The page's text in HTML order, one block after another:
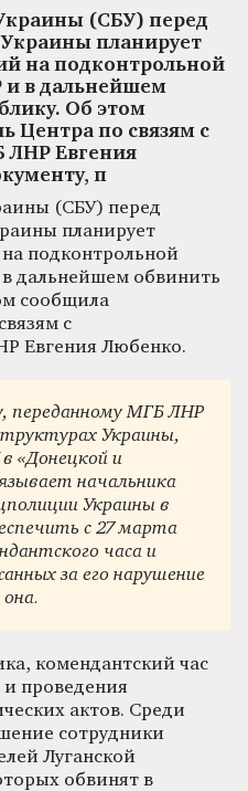
(СБУ) перед
планирует
на подконтрольной
и в дальнейшем
Об этом
Центра по связям с
ЛНР Евгения
п
(СБУ) перед
планирует
подконтрольной
дальнейшем обвинить
сообщила
с
Евгения Любенко.
переданному МГБ ЛНР
Украины,
«Донецкой и
начальника
Украины в
с 27 марта
часа и
за его нарушение
комендантский час
и проведения
актов. Среди
сотрудники
Луганской
обвинят в